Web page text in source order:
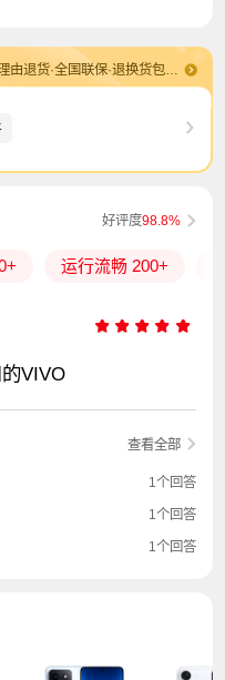
7天价保·7天无理由退货·全国联保·退换货包运费
好评度98.8%
运行流畅 200+
VIVO
查看全部
1个回答
1个回答
1个回答